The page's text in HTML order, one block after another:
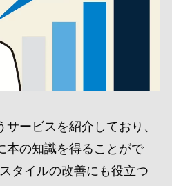
ービスを紹介しており、
本の知識を得ることがで
タイルの改善にも役立つ